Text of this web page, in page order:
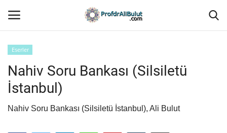
Ana Sayfa
İletişim
Eserler
Nahiv Soru Bankası (Silsiletü
İstanbul)
Nahiv Soru Bankası (Silsiletü İstanbul), Ali Bulut